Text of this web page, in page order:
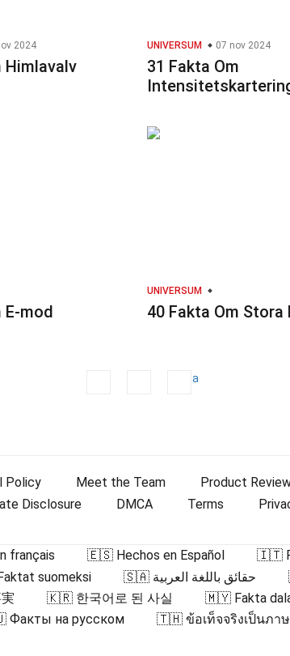
2024
Himlavalv
UNIVERSUM 07 nov 2024
31 Fakta Om
E-mod
UNIVERSUM
40 Fakta Om Stora
Nästa
Policy Meet the Team Product
Disclosure DMCA Terms
français 🇪🇸 Hechos en Español 🇮🇹
suomeksi 🇸🇦 حقائق باللغة العربية
🇰🇷 한국어로 된 사실 🇲🇾 Fakta
на русском 🇹🇭 ข้อเท็จจริงเป็นภา